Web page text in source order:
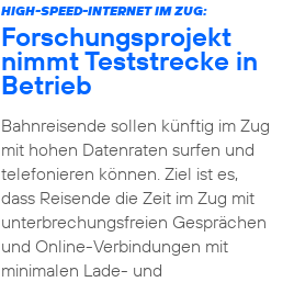
HIGH-SPEED-INTERNET IM ZUG:
Forschungsprojekt
nimmt Teststrecke in
Betrieb
Bahnreisende sollen künftig im Zug
mit hohen Datenraten surfen und
telefonieren können. Ziel ist es,
dass Reisende die Zeit im Zug mit
unterbrechungsfreien Gesprächen
und Online-Verbindungen mit
minimalen Lade- und